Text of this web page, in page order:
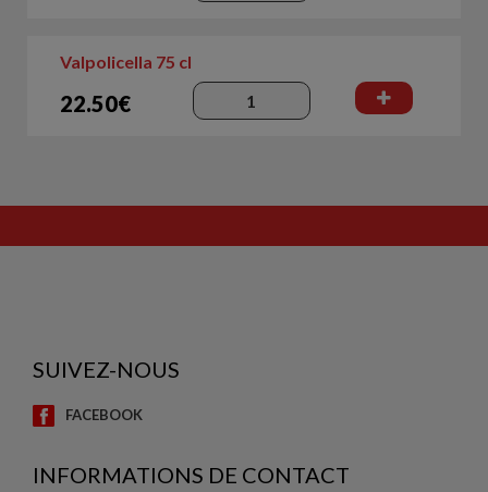
Valpolicella 75 cl
22.50€
SUIVEZ-NOUS
FACEBOOK
INFORMATIONS DE CONTACT